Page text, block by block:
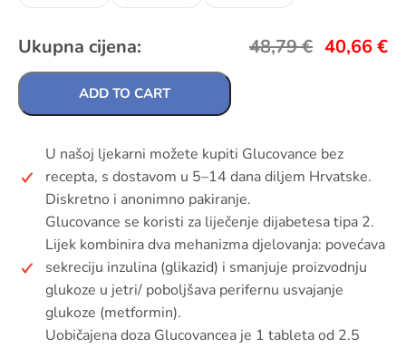
Ukupna cijena: 48,79€ 40,66€
ADD TO CART
U našoj ljekarni možete kupiti Glucovance bez
recepta, s dostavom u 5–14 dana diljem Hrvatske.
Diskretno i anonimno pakiranje.
Glucovance se koristi za liječenje dijabetesa tipa 2.
Lijek kombinira dva mehanizma djelovanja: povećava
sekreciju inzulina (glikazid) i smanjuje proizvodnju
glukoze u jetri/ poboljšava perifernu usvajanje
glukoze (metformin).
Uobičajena doza Glucovancea je 1 tableta od 2.5